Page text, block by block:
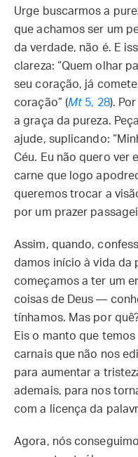
Urge buscarmos a
que achamos ser um
da verdade, não é. E
clareza: “Quem olhar
seu coração, já
coração” (Mt5, 28).
a graça da pureza.
ajude, suplicando:
Céu. Eu não quero ver
carne que logo
queremos trocar a
por um prazer
Assim, quando,
damos início à vida da
começamos a ter um
coisas de Deus —
tínhamos. Mas por
Eis o manto que
carnais que não nos
para aumentar a
ademais, para nos
com a licença da
Agora, nós